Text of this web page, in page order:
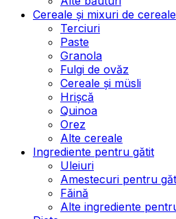
Cereale și mixuri de cereale
Terciuri
Paste
Granola
Fulgi de ovăz
Cereale și müsli
Hrișcă
Quinoa
Orez
Alte cereale
Ingrediente pentru gătit
Uleiuri
Amestecuri pentru
Făină
Alte ingrediente